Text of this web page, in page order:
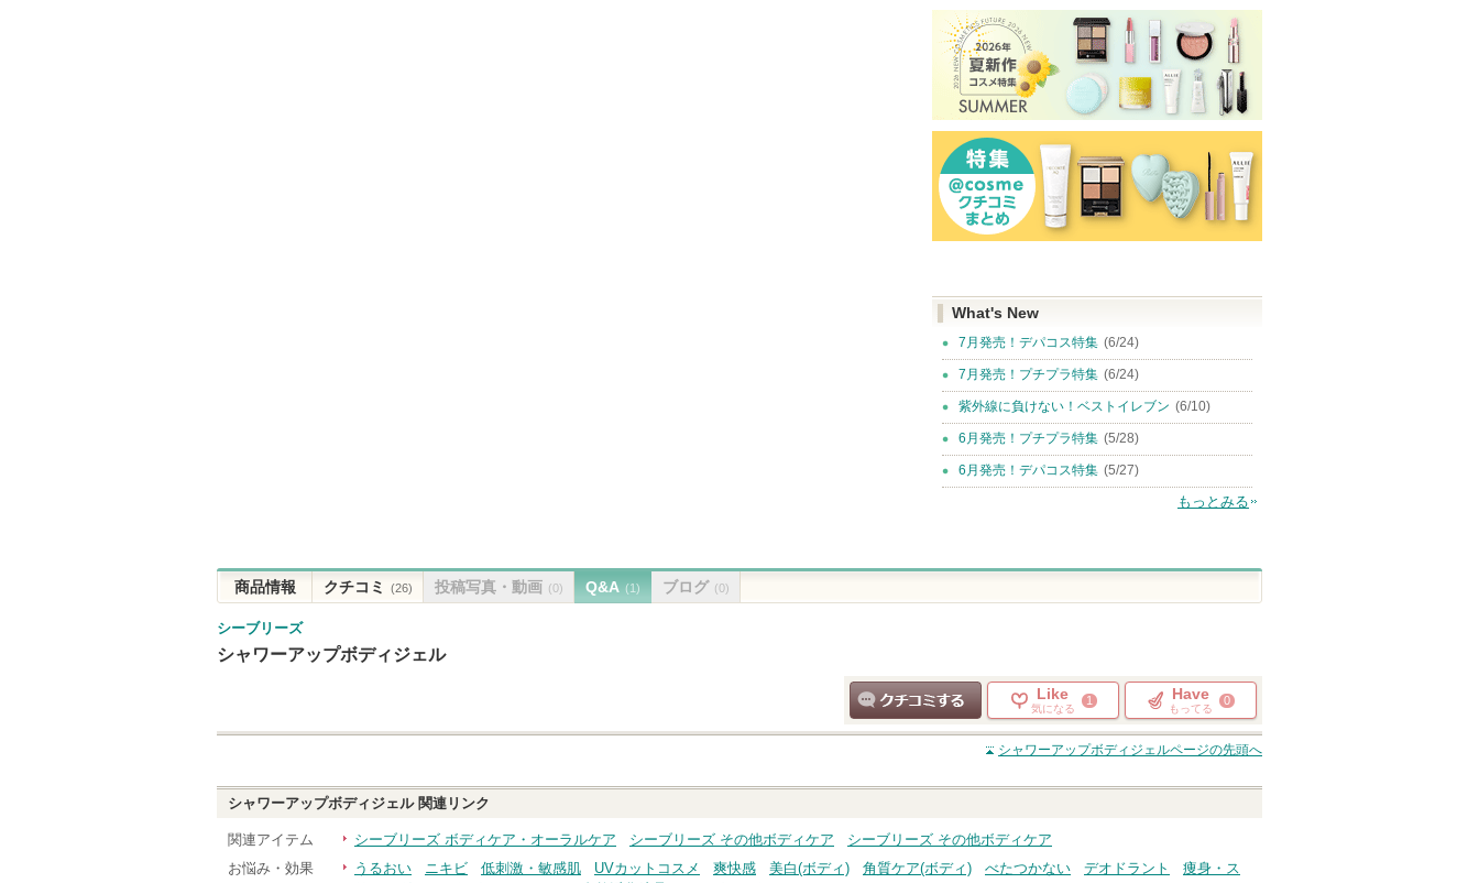
What's New
7月発売！デパコス特集 (6/24)
7月発売！プチプラ特集 (6/24)
紫外線に負けない！ベストイレブン (6/10)
6月発売！プチプラ特集 (5/28)
6月発売！デパコス特集 (5/27)
もっとみる
商品情報 クチコミ (26) 投稿写真・動画 (0) Q&A (1) ブログ (0)
シーブリーズ
シャワーアップボディジェル
クチコミする
Like
気になる
1 Have
もってる
0
シャワーアップボディジェルページの先頭へ
シャワーアップボディジェル関連リンク
関連アイテム シーブリーズ ボディケア・オーラルケア シーブリーズ その他ボディケア
シーブリーズ その他ボディケア
お悩み・効果
うるおい ニキビ 低刺激・敏感肌 UVカットコスメ 爽快感 美白(ボディ) 角質ケア(ボディ) べたつかない デオドラント
痩身・ス